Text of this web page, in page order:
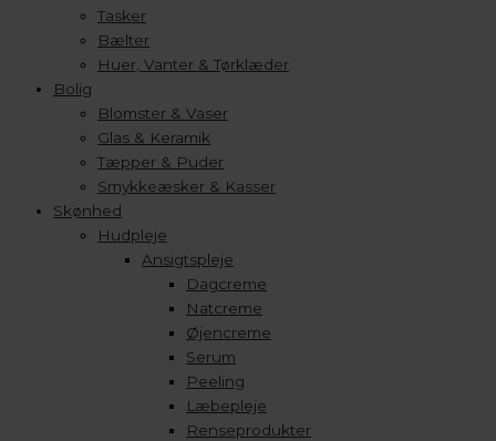
Tasker
Bælter
Huer, Vanter & Tørklæder
Bolig
Blomster & Vaser
Glas & Keramik
Tæpper & Puder
Smykkeæsker & Kasser
Skønhed
Hudpleje
Ansigtspleje
Dagcreme
Natcreme
Øjencreme
Serum
Peeling
Læbepleje
Renseprodukter